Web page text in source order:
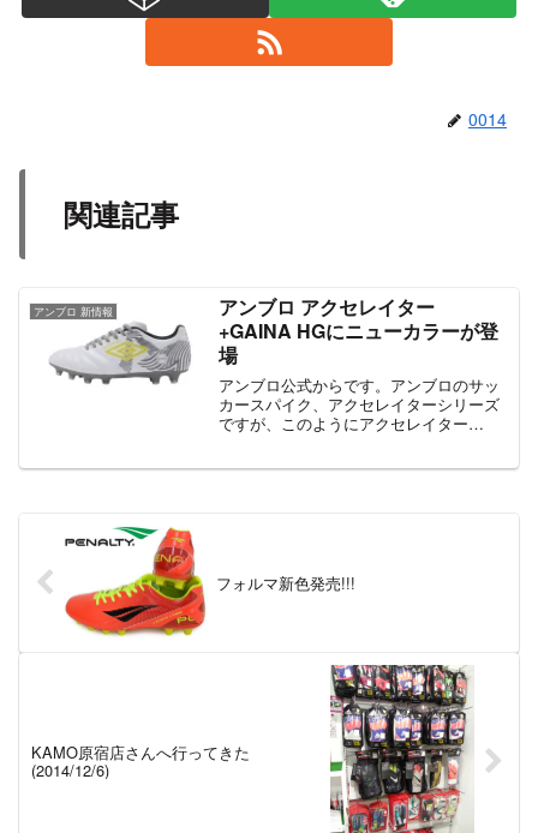
0014
関連記事
アンブロ 新情報
アンブロ アクセレイター
+GAINA HGにニューカラーが登
場
アンブロ公式からです。アンブロのサッ
カースパイク、アクセレイターシリーズ
ですが、このようにアクセレイター
フォルマ新色発売!!!
KAMO原宿店さんへ行ってきた
(2014/12/6)